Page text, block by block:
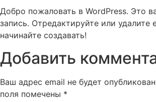
Добро пожаловать в WordPress. Это
запись. Отредактируйте или удалите
начинайте создавать!
Добавить
Ваш адрес email не будет
поля помечены *